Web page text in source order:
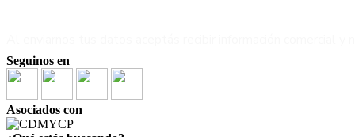
Seguinos en
Asociados con